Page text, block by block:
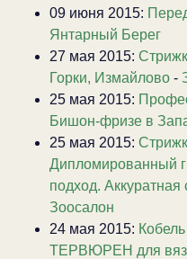
09 июня 2015:
Янтарный Берег
27 мая 2015:
Горки, Измайлово -
25 мая 2015:
Бишон-фризе в
25 мая 2015:
Дипломированный
подход. Аккуратная
Зоосалон
24 мая 2015:
ТЕРВЮРЕН для